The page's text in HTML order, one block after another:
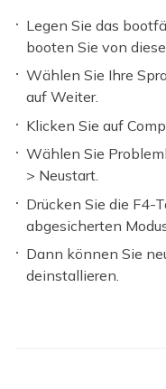
Legen Sie das
booten Sie von
Wählen Sie Ihre
auf Weiter.
Klicken Sie auf
Wählen Sie
> Neustart.
Drücken Sie die F4-
abgesicherten
Dann können Sie
deinstallieren.